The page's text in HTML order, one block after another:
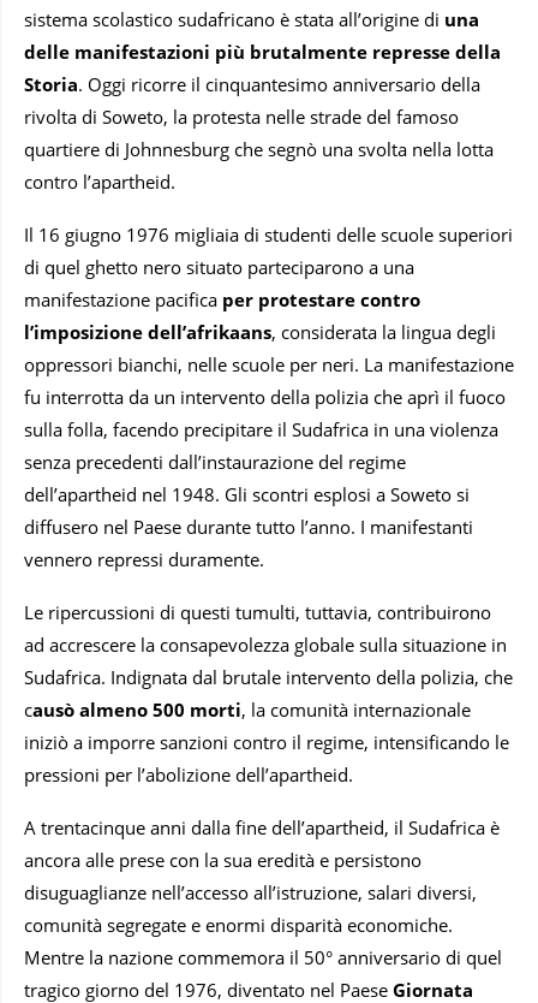
sistema scolastico sudafricano è stata all’origine di una
delle manifestazioni più brutalmente represse della
Storia. Oggi ricorre il cinquantesimo anniversario della
rivolta di Soweto, la protesta nelle strade del famoso
quartiere di Johnnesburg che segnò una svolta nella lotta
contro l’apartheid.
Il 16 giugno 1976 migliaia di studenti delle scuole superiori
di quel ghetto nero situato parteciparono a una
manifestazione pacifica per protestare contro
l’imposizione dell’afrikaans, considerata la lingua degli
oppressori bianchi, nelle scuole per neri. La manifestazione
fu interrotta da un intervento della polizia che aprì il fuoco
sulla folla, facendo precipitare il Sudafrica in una violenza
senza precedenti dall’instaurazione del regime
dell’apartheid nel 1948. Gli scontri esplosi a Soweto si
diffusero nel Paese durante tutto l’anno. I manifestanti
vennero repressi duramente.
Le ripercussioni di questi tumulti, tuttavia, contribuirono
ad accrescere la consapevolezza globale sulla situazione in
Sudafrica. Indignata dal brutale intervento della polizia, che
causò almeno 500 morti, la comunità internazionale
iniziò a imporre sanzioni contro il regime, intensificando le
pressioni per l’abolizione dell’apartheid.
A trentacinque anni dalla fine dell’apartheid, il Sudafrica è
ancora alle prese con la sua eredità e persistono
disuguaglianze nell’accesso all’istruzione, salari diversi,
comunità segregate e enormi disparità economiche.
Mentre la nazione commemora il 50° anniversario di quel
tragico giorno del 1976, diventato nel Paese Giornata